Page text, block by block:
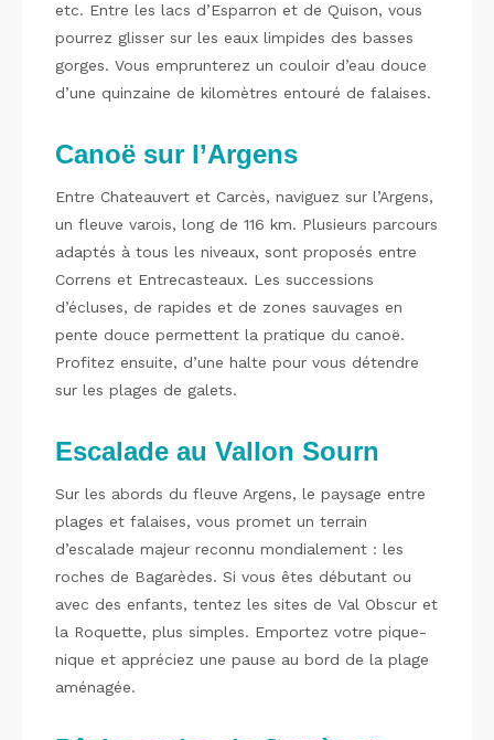
etc. Entre les lacs d’Esparron et de Quison, vous
pourrez glisser sur les eaux limpides des basses
gorges. Vous emprunterez un couloir d’eau douce
d’une quinzaine de kilomètres entouré de falaises.
Canoë sur l’Argens
Entre Chateauvert et Carcès, naviguez sur l’Argens,
un fleuve varois, long de 116 km. Plusieurs parcours
adaptés à tous les niveaux, sont proposés entre
Correns et Entrecasteaux. Les successions
d’écluses, de rapides et de zones sauvages en
pente douce permettent la pratique du canoë.
Profitez ensuite, d’une halte pour vous détendre
sur les plages de galets.
Escalade au Vallon Sourn
Sur les abords du fleuve Argens, le paysage entre
plages et falaises, vous promet un terrain
d’escalade majeur reconnu mondialement : les
roches de Bagarèdes. Si vous êtes débutant ou
avec des enfants, tentez les sites de Val Obscur et
la Roquette, plus simples. Emportez votre pique-
nique et appréciez une pause au bord de la plage
aménagée.